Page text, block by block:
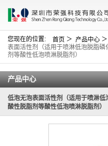
您现在的位置: 首页 ＞ 产品中心 ＞
表面活性剂（适用于喷淋低泡脱脂
剂等酸性低泡喷淋脱脂剂）
产品中心
低泡无泡表面活性剂（适用于喷淋
酸性脱脂剂等酸性低泡喷淋脱脂剂）